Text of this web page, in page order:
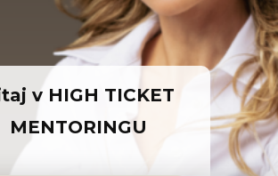
v HIGH TICKET
MENTORINGU